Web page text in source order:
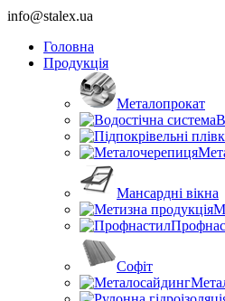
info@stalex.ua
Головна
Продукція
Металопрокат
Мансардні вікна
Софіт